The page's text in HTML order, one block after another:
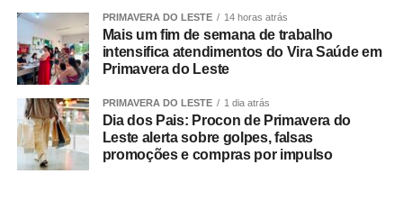
3×3, beach tennis, futevôlei e vôlei de praia. Já os 3º
Jogos Paralímpicos de Sinop contarão com disputas de
atletismo, natação, tênis de mesa, xadrez, vôlei de praia e
boliche, nas categorias masculina e feminina.
O secretário municipal de Cultura, Esporte e Turismo,
Gabriel Vasconcelos, destacou que os jogos representam
uma das principais ações de incentivo ao esporte
PRIMAVERA DO LESTE 14 horas atrás
Mais um fim de semana de trabalho
intensifica atendimentos do Vira Saúde em
Primavera do Leste
PRIMAVERA DO LESTE 1 dia atrás
Dia dos Pais: Procon de Primavera do
Leste alerta sobre golpes, falsas
promoções e compras por impulso